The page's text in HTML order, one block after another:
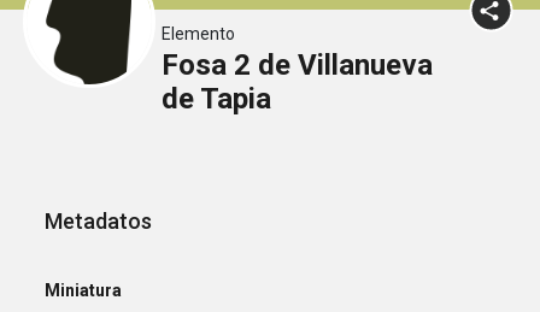
Elemento
Fosa 2 de Villanueva
de Tapia
Metadatos
Miniatura